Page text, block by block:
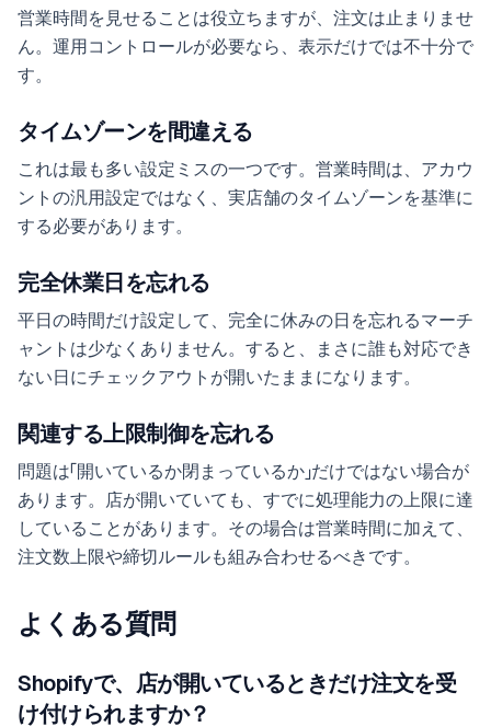
営業時間を見せることは役立ちますが、注文は止まりませ
ん。運用コントロールが必要なら、表示だけでは不十分で
す。
タイムゾーンを間違える
これは最も多い設定ミスの一つです。営業時間は、アカウ
ントの汎用設定ではなく、実店舗のタイムゾーンを基準に
する必要があります。
完全休業日を忘れる
平日の時間だけ設定して、完全に休みの日を忘れるマーチ
ャントは少なくありません。すると、まさに誰も対応でき
ない日にチェックアウトが開いたままになります。
関連する上限制御を忘れる
問題は「開いているか閉まっているか」だけではない場合が
あります。店が開いていても、すでに処理能力の上限に達
していることがあります。その場合は営業時間に加えて、
注文数上限や締切ルールも組み合わせるべきです。
よくある質問
Shopifyで、店が開いているときだけ注文を受
け付けられますか？